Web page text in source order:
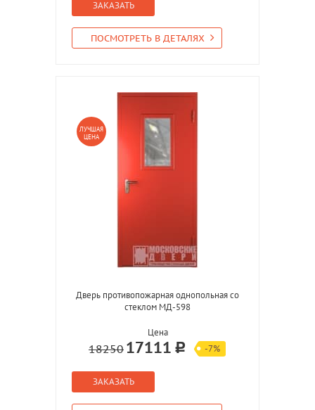
ЗАКАЗАТЬ
ПОСМОТРЕТЬ В ДЕТАЛЯХ
ЛУЧШАЯ
ЦЕНА
Дверь противопожарная однопольная со
стеклом МД-598
Цена
18250 17111 -7%
ЗАКАЗАТЬ